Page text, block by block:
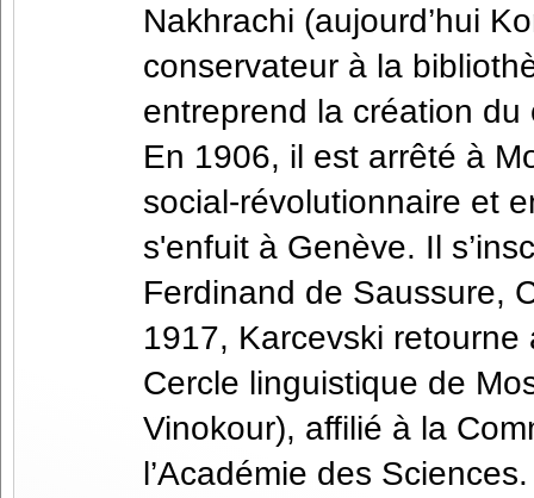
Nakhrachi (aujourd’hui
conservateur à la
entreprend la création
En 1906, il est arrêté à
social-révolutionnaire et
s'enfuit à Genève. Il
Ferdinand de Saussure,
1917, Karcevski
Cercle linguistique de
Vinokour), affilié à la
l’Académie des